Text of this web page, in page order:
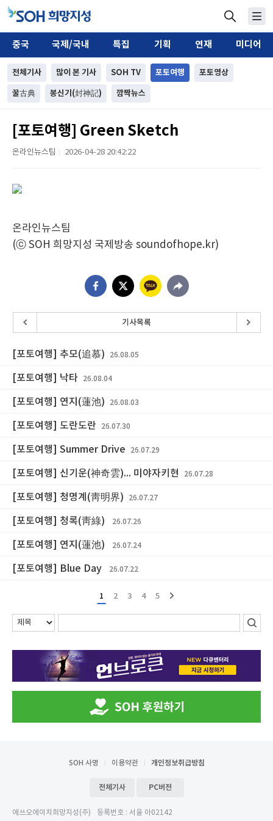
중국 국제/국내 특집 기획 연재 미디어
전체기사 많이 본 기사 SOH TV 포토여행 포토영상
꿀古典 봉신기(封神記) 깜짝뉴스
[포토여행] Green Sketch
온라인뉴스팀 2026-04-28 20:42:22
온라인뉴스팀
(ⓒ SOH 희망지성 국제방송 soundofhope.kr)
기사목록
[포토여행] 추모(追慕) 26.08.05
[포토여행] 낙타 26.08.04
[포토여행] 연지(蓮池) 26.08.03
[포토여행] 도란도란 26.07.30
[포토여행] Summer Drive 26.07.29
[포토여행] 신기운(神奇雲)... 미야자키현 26.07.28
[포토여행] 청명계(靑明界) 26.07.27
[포토여행] 청록(靑綠) 26.07.26
[포토여행] 연지(蓮池) 26.07.24
[포토여행] Blue Day 26.07.22
1 2 3 4 5
SOH 사명 이용약관 개인정보취급방침
전체기사 PC버전
에쓰오에이치희망지성(주) 등록번호 : 서울 아02142